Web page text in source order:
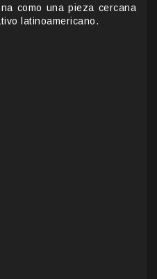
como una pieza cercana
latinoamericano.